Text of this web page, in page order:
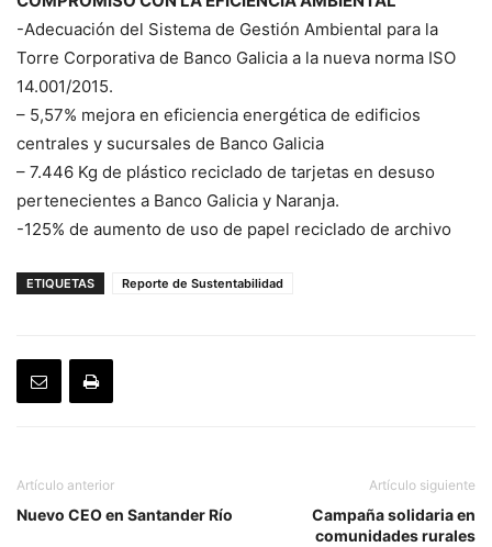
-Adecuación del Sistema de Gestión Ambiental para la
Torre Corporativa de Banco Galicia a la nueva norma ISO
14.001/2015.
– 5,57% mejora en eficiencia energética de edificios
centrales y sucursales de Banco Galicia
– 7.446 Kg de plástico reciclado de tarjetas en desuso
pertenecientes a Banco Galicia y Naranja.
-125% de aumento de uso de papel reciclado de archivo
ETIQUETAS Reporte de Sustentabilidad
Artículo anterior
Nuevo CEO en Santander Río
Artículo siguiente
Campaña solidaria en
comunidades rurales